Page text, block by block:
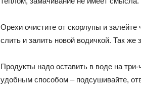
Орехи очистите от скорлупы и
слить и залить новой водичкой. Так
Продукты надо оставить в воде на
удобным способом – подсушивайте,